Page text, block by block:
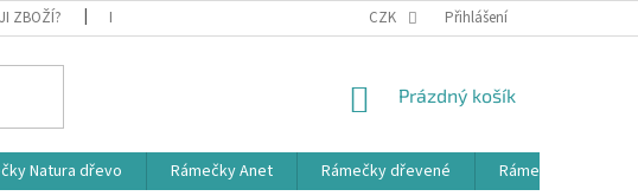
ZBOŽÍ? PODMÍNKY OCHRANY OSOBNÍCH ÚDAJŮ CZK Přihlášení
NÁKUPNÍ
Prázdný košík
Natura dřevo Rámečky Anet Rámečky dřevené
Rámečky dětské